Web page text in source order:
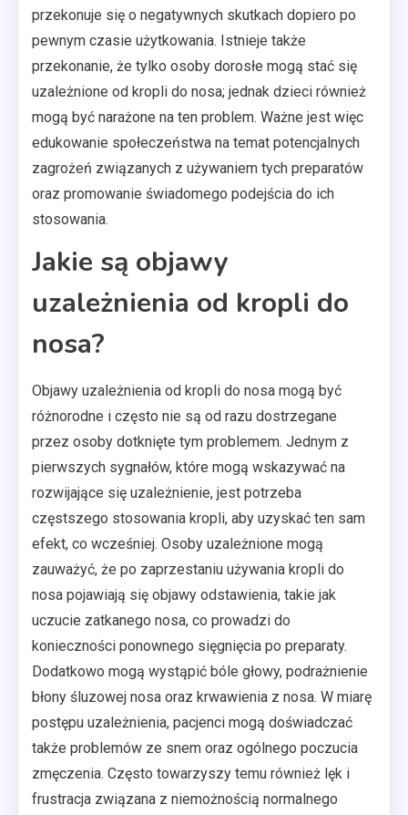
przekonuje się o negatywnych skutkach dopiero po
pewnym czasie użytkowania. Istnieje także
przekonanie, że tylko osoby dorosłe mogą stać się
uzależnione od kropli do nosa; jednak dzieci również
mogą być narażone na ten problem. Ważne jest więc
edukowanie społeczeństwa na temat potencjalnych
zagrożeń związanych z używaniem tych preparatów
oraz promowanie świadomego podejścia do ich
stosowania.
Jakie są objawy
uzależnienia od kropli do
nosa?
Objawy uzależnienia od kropli do nosa mogą być
różnorodne i często nie są od razu dostrzegane
przez osoby dotknięte tym problemem. Jednym z
pierwszych sygnałów, które mogą wskazywać na
rozwijające się uzależnienie, jest potrzeba
częstszego stosowania kropli, aby uzyskać ten sam
efekt, co wcześniej. Osoby uzależnione mogą
zauważyć, że po zaprzestaniu używania kropli do
nosa pojawiają się objawy odstawienia, takie jak
uczucie zatkanego nosa, co prowadzi do
konieczności ponownego sięgnięcia po preparaty.
Dodatkowo mogą wystąpić bóle głowy, podrażnienie
błony śluzowej nosa oraz krwawienia z nosa. W miarę
postępu uzależnienia, pacjenci mogą doświadczać
także problemów ze snem oraz ogólnego poczucia
zmęczenia. Często towarzyszy temu również lęk i
frustracja związana z niemożnością normalnego